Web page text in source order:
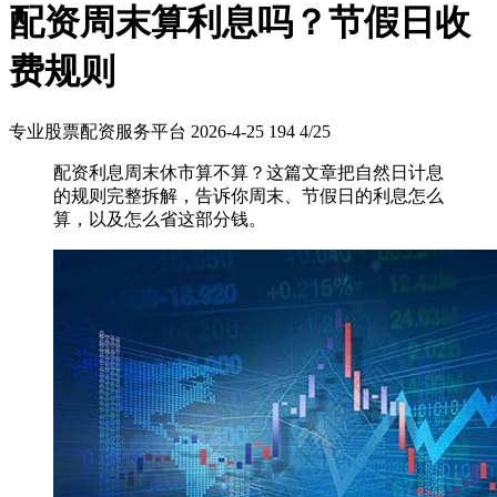
配资周末算利息吗？节假日收
费规则
专业股票配资服务平台 2026-4-25 194 4/25
配资利息周末休市算不算？这篇文章把自然日计息
的规则完整拆解，告诉你周末、节假日的利息怎么
算，以及怎么省这部分钱。